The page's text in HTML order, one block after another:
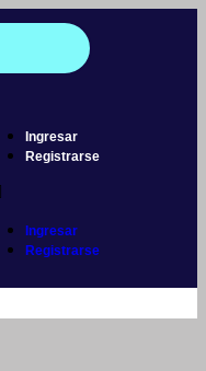
Ingresar
Registrarse
Ingresar
Registrarse